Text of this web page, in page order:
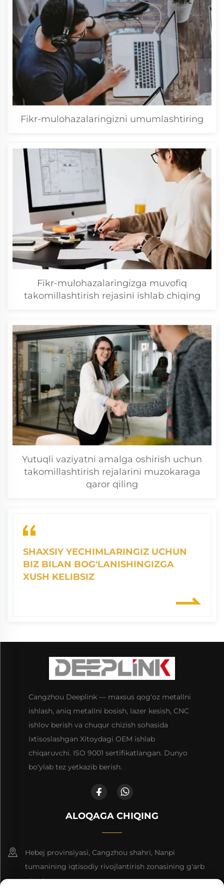
Fikr-mulohazalaringizni umumlashtiring
Fikr-mulohazalaringizga muvofiq
takomillashtirish rejasini ishlab chiqing
Yutuqli vaziyatni amalga oshirish uchun
takomillashtirish rejalarini muzokaraga
qaror qiling
SHAXSIY YECHIMLARINGIZ UCHUN
BIZ BILAN BOG'LANISHINGIZGA
XUSH KELIBSIZ
Cangzhou Deeplink — maxsus qog‘oz metallni
ishlash, aniq metallni bosish, lazer kesish, CNC
ishlov berish va chuqur chizish sohasida
ixtisoslashgan Xitoydagi OEM ishlab
chiqaruvchi. ISO 9001 sertifikatlangan. Dunyo
bo‘ylab tez yetkazib berish.
ALOQAGA CHIQING
Hebej provinsiyasi, Cangzhou shahri, Nanpi
tumanining iqtisodiy rivojlantirish zonasining g'arb
qismi